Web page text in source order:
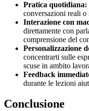
Pratica quotidiana:
conversazioni reali o
Interazione con
direttamente con
comprensione del
Personalizzazione
concentrarti sulle
scuse in ambito
Feedback
durante le lezioni
Conclusione